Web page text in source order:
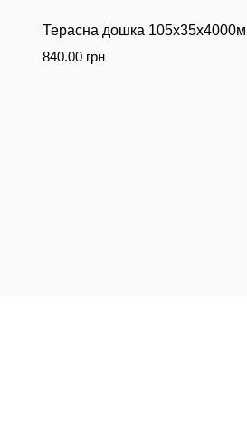
Терасна дошка
840.00 грн